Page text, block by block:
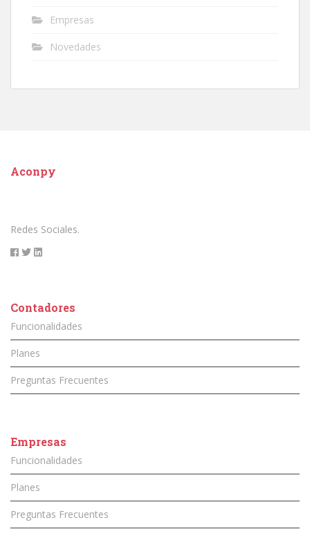
Empresas
Novedades
Aconpy
Redes Sociales.
Contadores
Funcionalidades
Planes
Preguntas Frecuentes
Empresas
Funcionalidades
Planes
Preguntas Frecuentes